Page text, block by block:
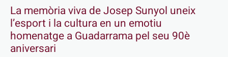
La memòria viva de Josep Sunyol uneix
l’esport i la cultura en un emotiu
homenatge a Guadarrama pel seu 90è
aniversari